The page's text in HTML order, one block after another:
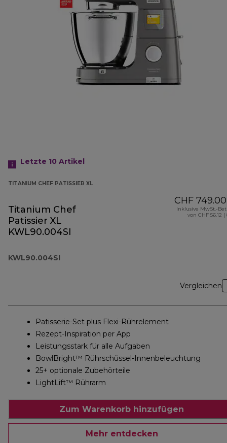
Letzte 10 Artikel
TITANIUM CHEF PATISSIER XL
Titanium Chef
Patissier XL
KWL90.004SI
KWL90.004SI
CHF 749.00
Inklusive MwSt.-
von CHF 56.12 (
Vergleichen
Patisserie-Set plus Flexi-Rührelement
Rezept-Inspiration per App
Leistungsstark für alle Aufgaben
BowlBright™ Rührschüssel-Innenbeleuchtung
25+ optionale Zubehörteile
LightLift™ Rührarm
Zum Warenkorb hinzufügen
Mehr entdecken